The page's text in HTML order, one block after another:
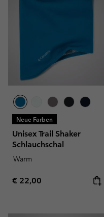
Neue Farben
Unisex Trail Shaker
Schlauchschal
Warm
Regular price:
€ 22,00